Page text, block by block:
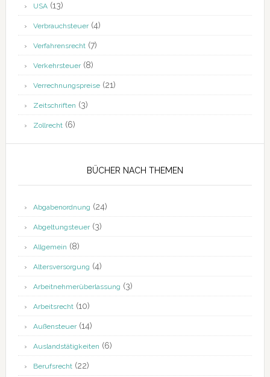
USA(13)
Verbrauchsteuer(4)
Verfahrensrecht(7)
Verkehrsteuer(8)
Verrechnungspreise(21)
Zeitschriften (3)
Zollrecht(6)
BÜCHER NACH THEMEN
Abgabenordnung (24)
Abgeltungsteuer(3)
Allgemein (8)
Altersversorgung (4)
Arbeitnehmerüberlassung (3)
Arbeitsrecht(10)
Außensteuer(14)
Auslandstätigkeiten (6)
Berufsrecht(22)